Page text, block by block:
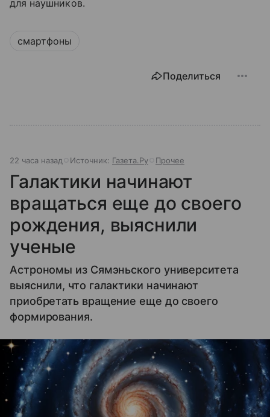
для наушников.
смартфоны
Поделиться
22 часа назад Источник: Газета.Ру Прочее
Галактики начинают
вращаться еще до своего
рождения, выяснили
ученые
Астрономы из Сямэньского университета
выяснили, что галактики начинают
приобретать вращение еще до своего
формирования.